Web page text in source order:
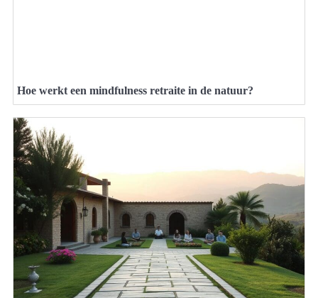
Hoe werkt een mindfulness retraite in de natuur?